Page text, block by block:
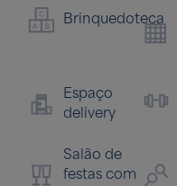
Brinquedoteca
Espaço
delivery
Salão de
festas com